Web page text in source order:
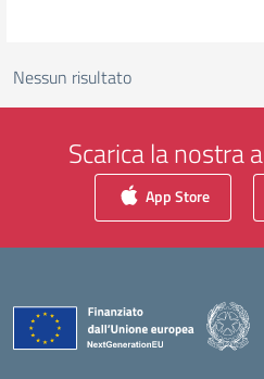
Nessun risultato
Scarica la nostra
App Store